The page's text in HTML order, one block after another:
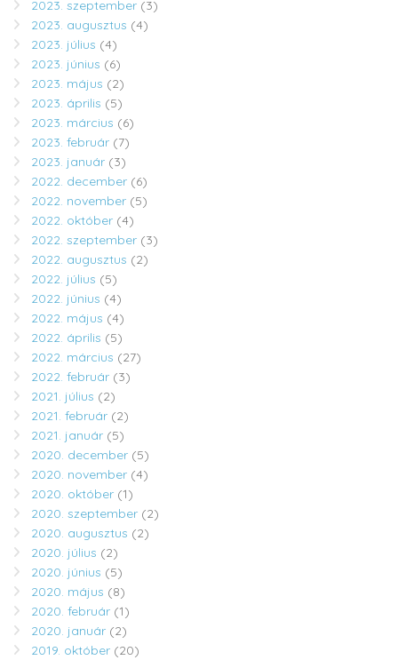
2023. szeptember (3)
2023. augusztus (4)
2023. július (4)
2023. június (6)
2023. május (2)
2023. április (5)
2023. március (6)
2023. február (7)
2023. január (3)
2022. december (6)
2022. november (5)
2022. október (4)
2022. szeptember (3)
2022. augusztus (2)
2022. július (5)
2022. június (4)
2022. május (4)
2022. április (5)
2022. március (27)
2022. február (3)
2021. július (2)
2021. február (2)
2021. január (5)
2020. december (5)
2020. november (4)
2020. október (1)
2020. szeptember (2)
2020. augusztus (2)
2020. július (2)
2020. június (5)
2020. május (8)
2020. február (1)
2020. január (2)
2019. október (20)